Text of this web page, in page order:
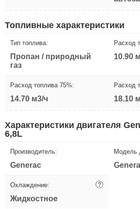
Топливные характеристики
Тип топлива:
Пропан / природный
газ
Расход
10.90
Расход топлива 75%:
14.70 м3/ч
Расход
18.10
Характеристики двигателя
6,8L
Производитель:
Generac
Модель
Охлаждение: ?
Жидкостное